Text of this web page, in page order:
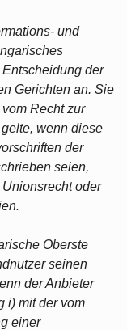
und
der
Gerichten an. Sie
Recht zur
wenn diese
der
seien,
oder
Oberste
seinen
der Anbieter
i) mit der vom
einer